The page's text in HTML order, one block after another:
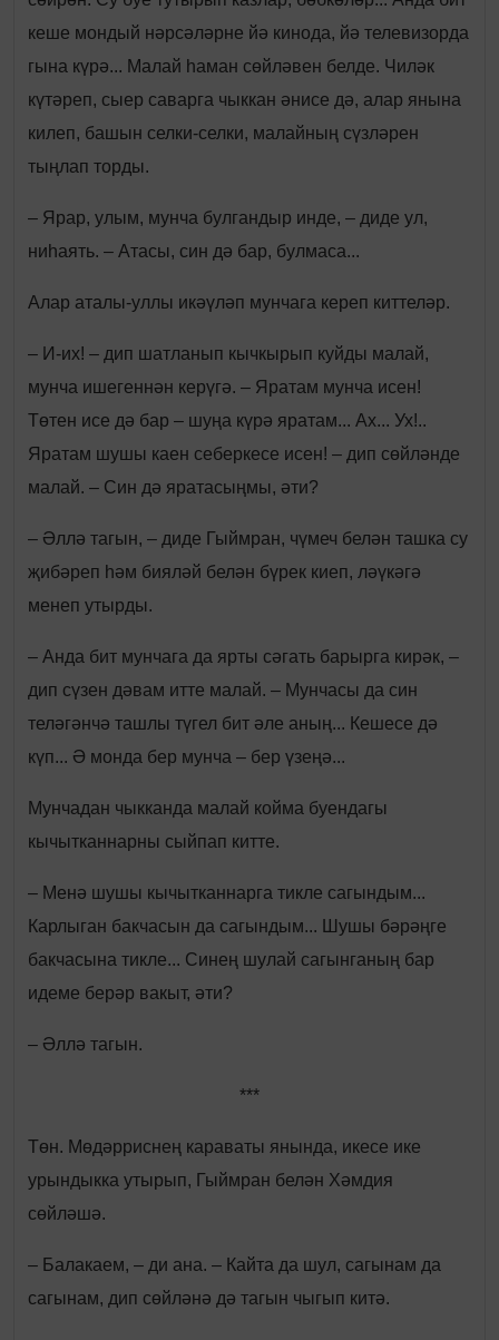
кеше мондый нәрсәләрне йә кинода, йә телевизорда
гына күрә... Малай һаман сөйләвен белде. Чиләк
күтәреп, сыер саварга чыккан әнисе дә, алар янына
килеп, башын селки-селки, малайның сүзләрен
тыңлап торды.
– Ярар, улым, мунча булгандыр инде, – диде ул,
ниһаять. – Атасы, син дә бар, булмаса...
Алар аталы-уллы икәүләп мунчага кереп киттеләр.
– И-их! – дип шатланып кычкырып куйды малай,
мунча ишегеннән керүгә. – Яратам мунча исен!
Төтен исе дә бар – шуңа күрә яратам... Ах... Ух!..
Яратам шушы каен себеркесе исен! – дип сөйләнде
малай. – Син дә яратасыңмы, әти?
– Әллә тагын, – диде Гыймран, чүмеч белән ташка су
җибәреп һәм бияләй белән бүрек киеп, ләүкәгә
менеп утырды.
– Анда бит мунчага да ярты сәгать барырга кирәк, –
дип сүзен дәвам итте малай. – Мунчасы да син
теләгәнчә ташлы түгел бит әле аның... Кешесе дә
күп... Ә монда бер мунча – бер үзеңә...
Мунчадан чыкканда малай койма буендагы
кычытканнарны сыйпап китте.
– Менә шушы кычытканнарга тикле сагындым...
Карлыган бакчасын да сагындым... Шушы бәрәңге
бакчасына тикле... Синең шулай сагынганың бар
идеме берәр вакыт, әти?
– Әллә тагын.
***
Төн. Мөдәрриснең караваты янында, икесе ике
урындыкка утырып, Гыймран белән Хәмдия
сөйләшә.
– Балакаем, – ди ана. – Кайта да шул, сагынам да
сагынам, дип сөйләнә дә тагын чыгып китә.